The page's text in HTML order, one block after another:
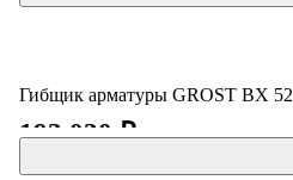
Гибщик арматуры GROST BX 52
193 030 ₽